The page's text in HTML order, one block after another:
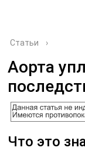
Статьи ›
Аорта
Что это